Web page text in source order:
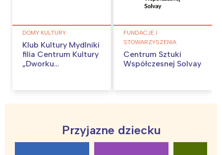
DOMY KULTURY
Klub Kultury Mydlniki
filia Centrum Kultury
„Dworku
FUNDACJE I
STOWARZYSZENIA
Centrum Sztuki
Współczesnej Solvay
Przyjazne dziecku